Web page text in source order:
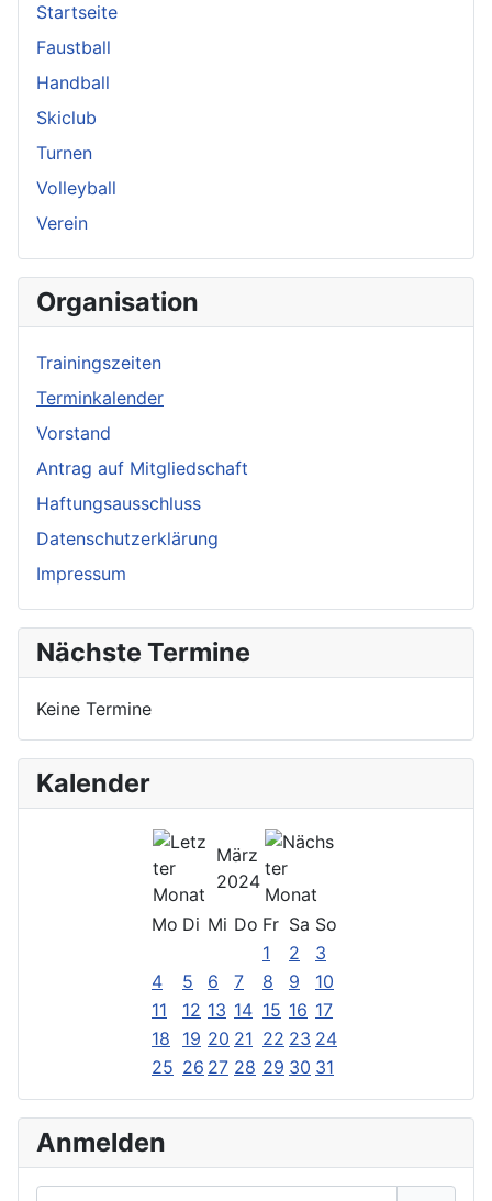
Startseite
Faustball
Handball
Skiclub
Turnen
Volleyball
Verein
Organisation
Trainingszeiten
Terminkalender
Vorstand
Antrag auf Mitgliedschaft
Haftungsausschluss
Datenschutzerklärung
Impressum
Nächste Termine
Keine Termine
Kalender
März
2024
Mo Di Mi Do Fr Sa So
1
2
3
4
5 6 7 8 9
10
11
12 13 14 15 16 17
18
19 20 21 22 23 24
25 26 27 28 29 30 31
Anmelden